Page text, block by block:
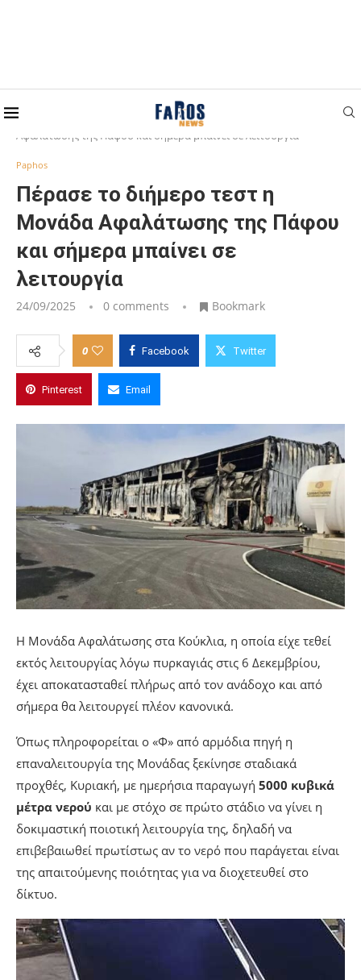
Home
Πέρασε το διήμερο τεστ η Μονάδα
Αφαλάτωσης της Πάφου και σήμερα μπαίνει σε λειτουργία
Paphos
Πέρασε το διήμερο τεστ η
Μονάδα Αφαλάτωσης της Πάφου
και σήμερα μπαίνει σε
λειτουργία
24/09/2025 0 comments Bookmark
0 Facebook Twitter
Pinterest Email
H Μονάδα Αφαλάτωσης στα Κούκλια, η οποία είχε τεθεί
εκτός λειτουργίας λόγω πυρκαγιάς στις 6 Δεκεμβρίου,
έχει αποκατασταθεί πλήρως από τον ανάδοχο και από
σήμερα θα λειτουργεί πλέον κανονικά.
Όπως πληροφορείται ο «Φ» από αρμόδια πηγή η
επαναλειτουργία της Μονάδας ξεκίνησε σταδιακά
προχθές, Κυριακή, με ημερήσια παραγωγή 5000 κυβικά
μέτρα νερού και με στόχο σε πρώτο στάδιο να γίνει η
δοκιμαστική ποιοτική λειτουργία της, δηλαδή να
επιβεβαιωθεί πρωτίστως αν το νερό που παράγεται είναι
της απαιτούμενης ποιότητας για να διοχετευθεί στο
δίκτυο.